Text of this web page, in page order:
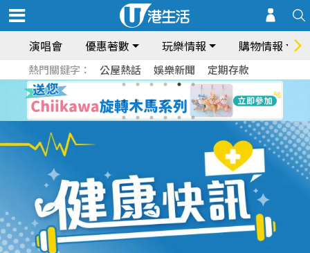
演唱會 優惠著數 玩樂情報 購物情報
熱門關鍵字： 公屋熱話 娛樂新聞 定期存款